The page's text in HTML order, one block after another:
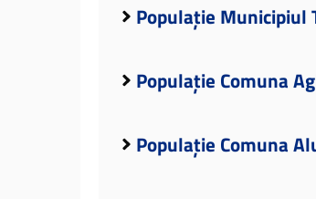
Populație Municipiul
Populație Comuna
Populație Comuna